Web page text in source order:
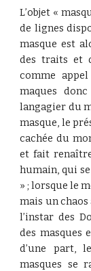
L’objet «
de lignes
masque est
des traits et
comme
maques
langagier du
masque, le
cachée du
et fait
humain, qui
» ; lorsque le
mais un
l’instar des
des masques
d’une part,
masques se